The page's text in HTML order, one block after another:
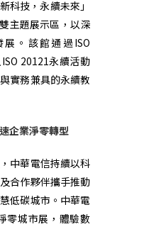
科技，永續未來」
雙主題展示區，以深
展。該館通過 ISO
ISO 20121永續活動
實務兼具的永續教
企業淨零轉型
中華電信持續以科
合作夥伴攜手推動
低碳城市。中華電
零城市展，體驗數